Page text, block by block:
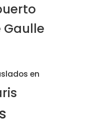
Gaulle
en